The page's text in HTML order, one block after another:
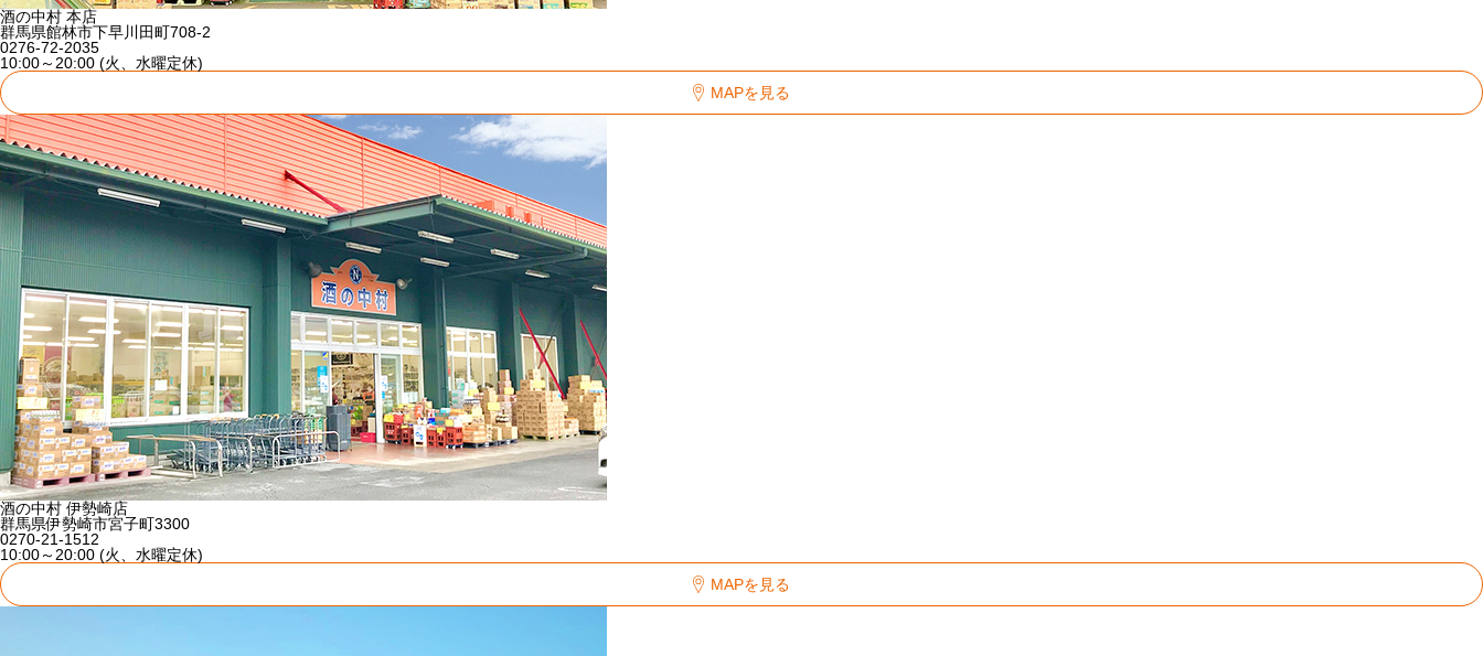
酒の中村 本店
群馬県館林市下早川田町708-2
0276-72-2035
10:00～20:00 (火、水曜定休)
MAPを見る
酒の中村 伊勢崎店
群馬県伊勢崎市宮子町3300
0270-21-1512
10:00～20:00 (火、水曜定休)
MAPを見る